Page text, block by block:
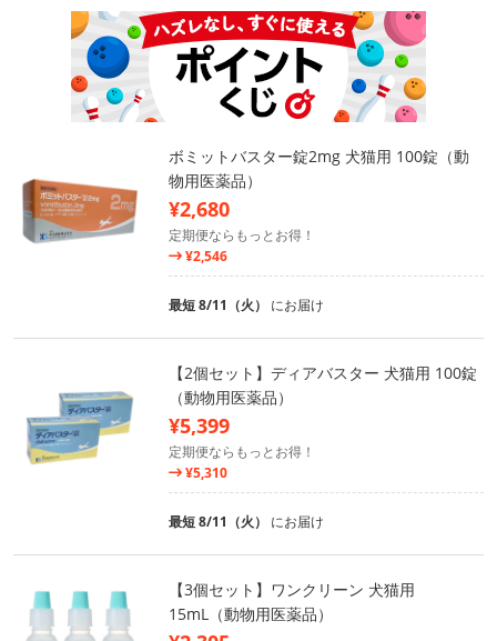
ボミットバスター錠2mg 犬猫用 100錠（動
物用医薬品）
¥2,680
定期便ならもっとお得！
¥2,546
最短 8/11（火） にお届け
【2個セット】ディアバスター 犬猫用 100錠
（動物用医薬品）
¥5,399
定期便ならもっとお得！
¥5,310
最短 8/11（火） にお届け
【3個セット】ワンクリーン 犬猫用
15mL（動物用医薬品）